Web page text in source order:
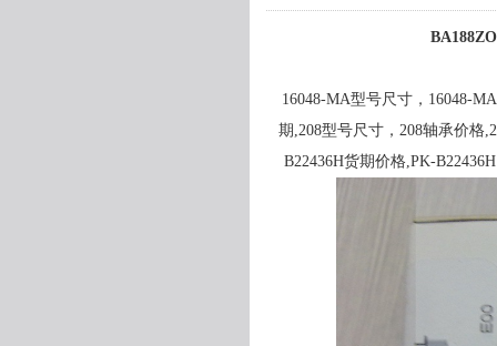
16048-MA型号尺寸，16048-
期,208型号尺寸，208轴承价格
B22436H货期价格,PK-